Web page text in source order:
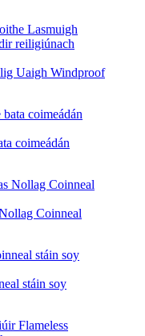
Uaigh Windproof
coimeádán
Coinneal
stáin soy